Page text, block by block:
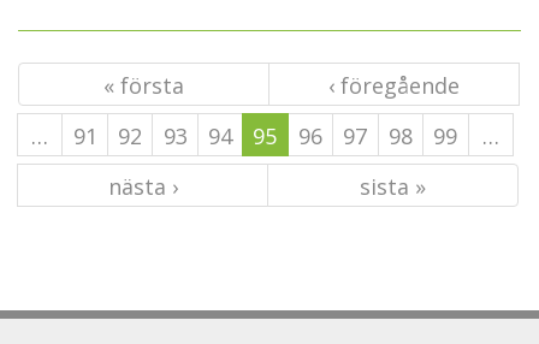
« första
‹ föregående
…
91 92 93 94 95 96 97 98 99
…
nästa ›
sista »